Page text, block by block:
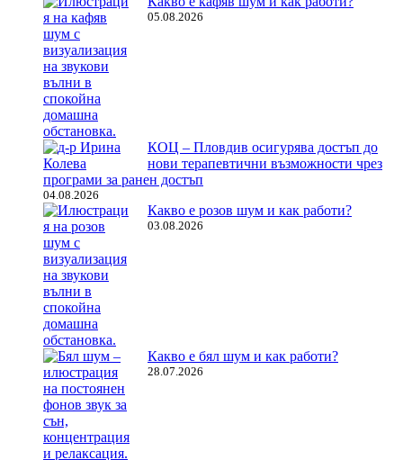
05.08.2026
КОЦ – Пловдив осигурява достъп до
нови терапевтични възможности чрез
програми за ранен достъп
04.08.2026
Какво е розов шум и как работи?
03.08.2026
Какво е бял шум и как работи?
28.07.2026